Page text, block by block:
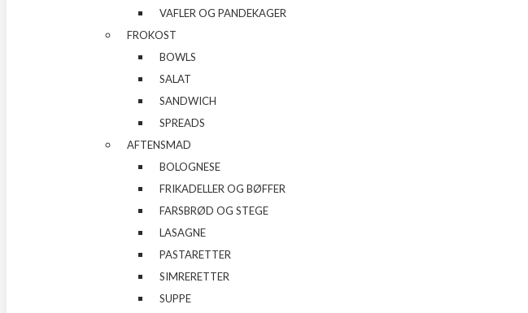
VAFLER OG PANDEKAGER
FROKOST
BOWLS
SALAT
SANDWICH
SPREADS
AFTENSMAD
BOLOGNESE
FRIKADELLER OG BØFFER
FARSBRØD OG STEGE
LASAGNE
PASTARETTER
SIMRERETTER
SUPPE